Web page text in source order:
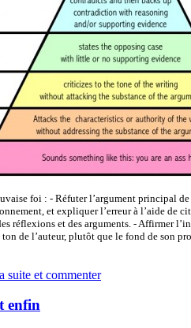
foi : - Réfuter l’argument principal
et expliquer l’erreur à l’aide de
réflexions et des arguments. - Affirmer
de l’auteur, plutôt que le fond de son
suite et commenter
enfin